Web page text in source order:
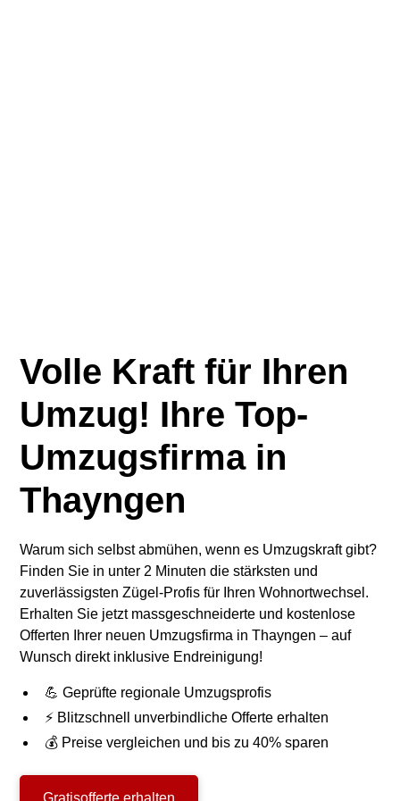
Volle Kraft für Ihren
Umzug! Ihre Top-
Umzugsfirma in
Thayngen
Warum sich selbst abmühen, wenn es Umzugskraft gibt?
Finden Sie in unter 2 Minuten die stärksten und
zuverlässigsten Zügel-Profis für Ihren Wohnortwechsel.
Erhalten Sie jetzt massgeschneiderte und kostenlose
Offerten Ihrer neuen Umzugsfirma in Thayngen – auf
Wunsch direkt inklusive Endreinigung!
💪 Geprüfte regionale Umzugsprofis
⚡ Blitzschnell unverbindliche Offerte erhalten
💰 Preise vergleichen und bis zu 40% sparen